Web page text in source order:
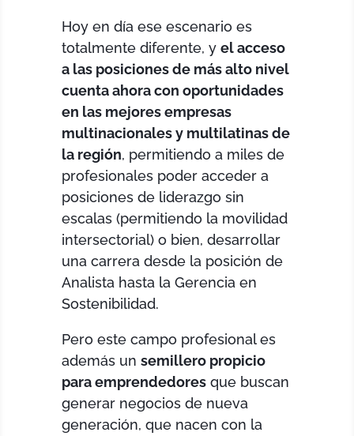
Hoy en día ese escenario es
totalmente diferente, yel acceso
a las posiciones de más alto nivel
cuenta ahora con oportunidades
en las mejores empresas
multinacionales y multilatinas de
la región, permitiendo a miles de
profesionales poder acceder a
posiciones de liderazgo sin
escalas (permitiendo la movilidad
intersectorial) o bien, desarrollar
una carrera desde la posición de
Analista hasta la Gerencia en
Sostenibilidad.
Pero este campo profesional es
además unsemillero propicio
para emprendedores que buscan
generar negocios de nueva
generación, que nacen con la